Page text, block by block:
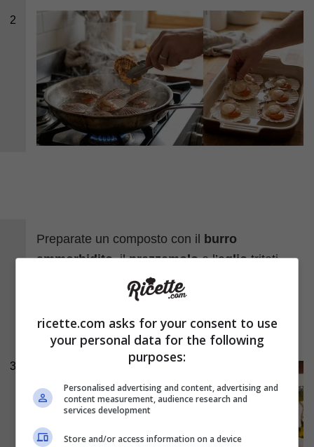
2
3
Preparate un composto con il burro
ammorbidito, ilprezzemoloe l’agliotritati
salee il pepe
composto sopra i molluschi, spolverate con il
pangrattato mescolato alformaggio
grattugiatoe ultimate con un filo di olio.
ricette.com asks for your consent to use
your personal data for the following
purposes:
Personalised advertising and content, advertising and
content measurement, audience research and
services development
Store and/or access information on a device